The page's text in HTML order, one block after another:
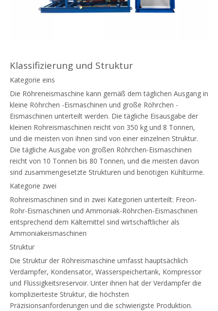
Klassifizierung und Struktur
Kategorie eins
Die Röhreneismaschine kann gemäß dem täglichen Ausgang in
kleine Röhrchen -Eismaschinen und große Röhrchen -
Eismaschinen unterteilt werden. Die tägliche Eisausgabe der
kleinen Rohreismaschinen reicht von 350 kg und 8 Tonnen,
und die meisten von ihnen sind von einer einzelnen Struktur.
Die tägliche Ausgabe von großen Röhrchen-Eismaschinen
reicht von 10 Tonnen bis 80 Tonnen, und die meisten davon
sind zusammengesetzte Strukturen und benötigen Kühltürme.
Kategorie zwei
Rohreismaschinen sind in zwei Kategorien unterteilt: Freon-
Rohr-Eismaschinen und Ammoniak-Röhrchen-Eismaschinen
entsprechend dem Kältemittel sind wirtschaftlicher als
Ammoniakeismaschinen
Struktur
Die Struktur der Röhreismaschine umfasst hauptsächlich
Verdampfer, Kondensator, Wasserspeichertank, Kompressor
und Flüssigkeitsreservoir. Unter ihnen hat der Verdampfer die
komplizierteste Struktur, die höchsten
Präzisionsanforderungen und die schwierigste Produktion.